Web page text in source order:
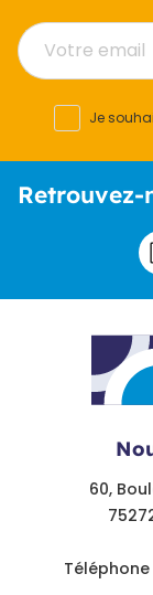
Je
Retrouvez-
60,
Téléphone